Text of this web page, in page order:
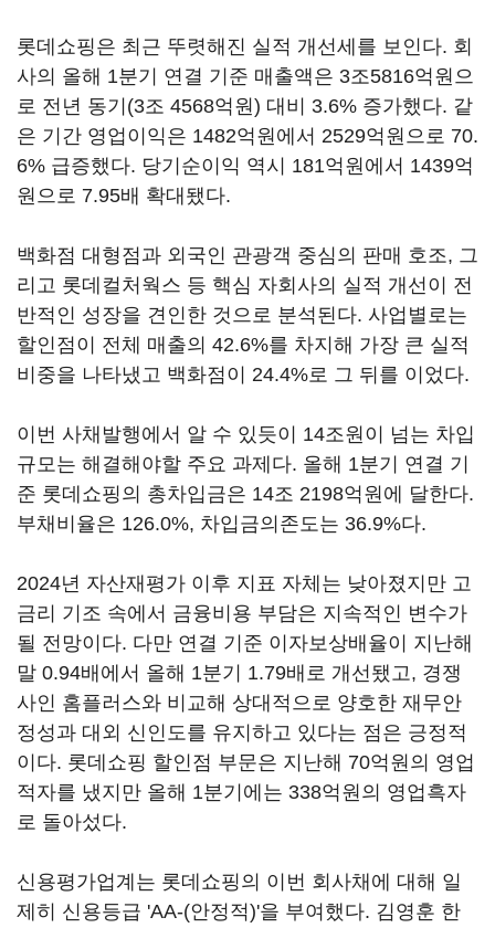
롯데쇼핑은 최근 뚜렷해진 실적 개선세를 보인다. 회
사의 올해 1분기 연결 기준 매출액은 3조5816억원으
로 전년 동기(3조 4568억원) 대비 3.6% 증가했다. 같
은 기간 영업이익은 1482억원에서 2529억원으로 70.
6% 급증했다. 당기순이익 역시 181억원에서 1439억
원으로 7.95배 확대됐다.
백화점 대형점과 외국인 관광객 중심의 판매 호조, 그
리고 롯데컬처웍스 등 핵심 자회사의 실적 개선이 전
반적인 성장을 견인한 것으로 분석된다. 사업별로는
할인점이 전체 매출의 42.6%를 차지해 가장 큰 실적
비중을 나타냈고 백화점이 24.4%로 그 뒤를 이었다.
이번 사채발행에서 알 수 있듯이 14조원이 넘는 차입
규모는 해결해야할 주요 과제다. 올해 1분기 연결 기
준 롯데쇼핑의 총차입금은 14조 2198억원에 달한다.
부채비율은 126.0%, 차입금의존도는 36.9%다.
2024년 자산재평가 이후 지표 자체는 낮아졌지만 고
금리 기조 속에서 금융비용 부담은 지속적인 변수가
될 전망이다. 다만 연결 기준 이자보상배율이 지난해
말 0.94배에서 올해 1분기 1.79배로 개선됐고, 경쟁
사인 홈플러스와 비교해 상대적으로 양호한 재무안
정성과 대외 신인도를 유지하고 있다는 점은 긍정적
이다. 롯데쇼핑 할인점 부문은 지난해 70억원의 영업
적자를 냈지만 올해 1분기에는 338억원의 영업흑자
로 돌아섰다.
신용평가업계는 롯데쇼핑의 이번 회사채에 대해 일
제히 신용등급 'AA-(안정적)'을 부여했다. 김영훈 한